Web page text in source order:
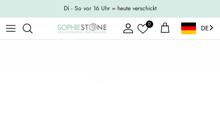
Di - So vor 16 Uhr = heute verschickt
Konto
0
Einkaufswagen DE